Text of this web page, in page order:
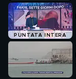
PUNTATA INTERA